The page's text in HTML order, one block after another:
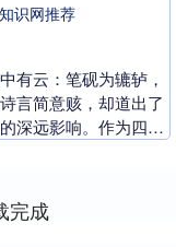
识网推荐
有云：笔砚为辘轳，
言简意赅，却道出了
深远影响。作为四宝
完成